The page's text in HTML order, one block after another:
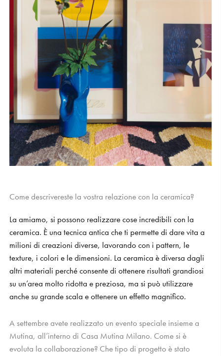
Come descrivereste la vostra relazione con la ceramica?
La amiamo, si possono realizzare cose incredibili con la
ceramica. È una tecnica antica che ti permette di dare vita a
milioni di creazioni diverse, lavorando con i pattern, le
texture, i colori e le dimensioni. La ceramica è diversa dagli
altri materiali perché consente di ottenere risultati grandiosi
su un’area molto ridotta e preziosa, ma si può utilizzare
anche su grande scala e ottenere un effetto magnifico.
A settembre avete realizzato un evento speciale insieme a
Mutina, all’interno di Casa Mutina Milano. Come si è
evoluta la collaborazione? Che tipo di progetto è stato